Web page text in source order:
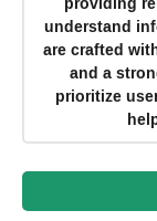
understand
are crafted
and a
prioritize